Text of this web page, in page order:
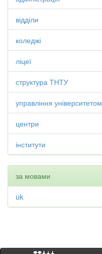
відділи
коледжі
ліцеї
структура ТНТУ
управління університетом
центри
інститути
за мовами
uk